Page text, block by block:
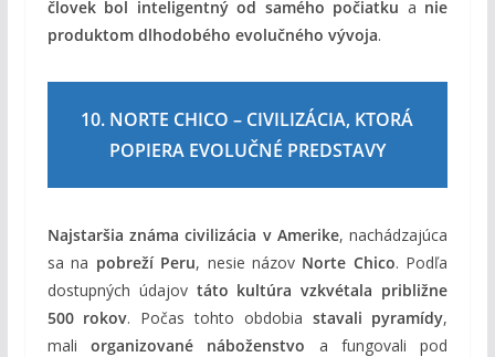
človek bol inteligentný od samého počiatku a nie
produktom dlhodobého evolučného vývoja.
10. NORTE CHICO – CIVILIZÁCIA, KTORÁ
POPIERA EVOLUČNÉ PREDSTAVY
Najstaršia známa civilizácia v Amerike, nachádzajúca
sa na pobreží Peru, nesie názov Norte Chico. Podľa
dostupných údajov táto kultúra vzkvétala približne
500 rokov. Počas tohto obdobia stavali pyramídy,
maliorganizované náboženstvo a fungovali pod